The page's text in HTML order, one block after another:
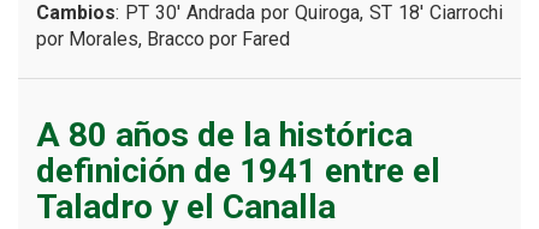
Cambios: PT 30′ Andrada por Quiroga, ST 18′ Ciarrochi
por Morales, Bracco por Fared
A 80 años de la histórica
definición de 1941 entre el
Taladro y el Canalla